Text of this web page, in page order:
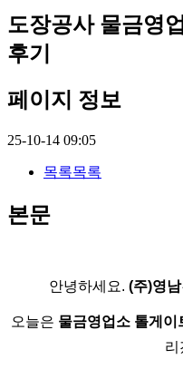
도장공사 물금영
후기
페이지 정보
25-10-14 09:05
목록목록
본문
안녕하세요. (주)영
오늘은 물금영업소 톨게이
리